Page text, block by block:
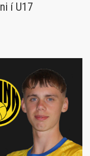
í U17